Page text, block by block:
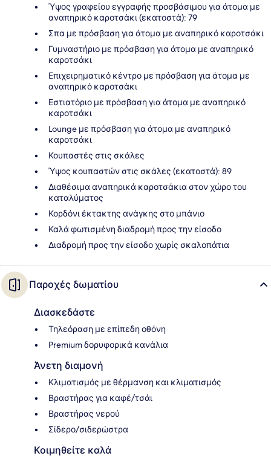
Ύψος γραφείου εγγραφής προσβάσιμου για άτομα με
αναπηρικό καροτσάκι (εκατοστά): 79
Σπα με πρόσβαση για άτομα με αναπηρικό καροτσάκι
Γυμναστήριο με πρόσβαση για άτομα με αναπηρικό
καροτσάκι
Επιχειρηματικό κέντρο με πρόσβαση για άτομα με
αναπηρικό καροτσάκι
Εστιατόριο με πρόσβαση για άτομα με αναπηρικό
καροτσάκι
Lounge με πρόσβαση για άτομα με αναπηρικό
καροτσάκι
Κουπαστές στις σκάλες
Ύψος κουπαστών στις σκάλες (εκατοστά): 89
Διαθέσιμα αναπηρικά καροτσάκια στον χώρο του
καταλύματος
Κορδόνι έκτακτης ανάγκης στο μπάνιο
Καλά φωτισμένη διαδρομή προς την είσοδο
Διαδρομή προς την είσοδο χωρίς σκαλοπάτια
Παροχές δωματίου
Διασκεδάστε
Τηλεόραση με επίπεδη οθόνη
Premium δορυφορικά κανάλια
Άνετη διαμονή
Κλιματισμός με θέρμανση και κλιματισμός
Βραστήρας για καφέ/τσάι
Βραστήρας νερού
Σίδερο/σιδερώστρα
Κοιμηθείτε καλά